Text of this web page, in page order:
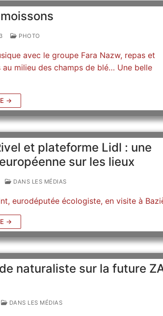
PHOTO
avec le groupe Fara Nazw, repas et
au milieu des champs de blé… Une belle
→
et plateforme Lidl : une
sur les lieux
DANS LES MÉDIAS
eurodéputée écologiste, en visite à
→
naturaliste sur la future
DANS LES MÉDIAS